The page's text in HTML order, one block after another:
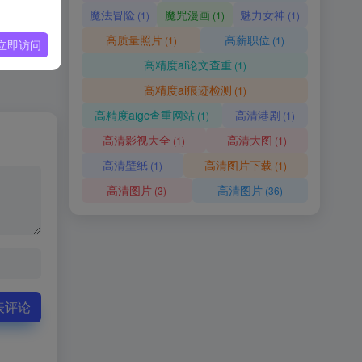
评论
魔法冒险 (1) 魔咒漫画(1) 魅力女神 (1)
高质量照片(1) 高薪职位 (1)
高精度ai论文查重(1)
高精度ai痕迹检测 (1)
高精度aigc查重网站 (1) 高清港剧 (1)
高清影视大全 (1) 高清大图 (1)
高清壁纸 (1) 高清图片下载 (1)
高清图片 (3) 高清图片(36)
即访问